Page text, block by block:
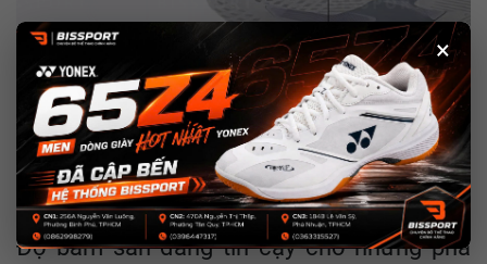
×
Độ bám sân đáng tin cậy cho những pha